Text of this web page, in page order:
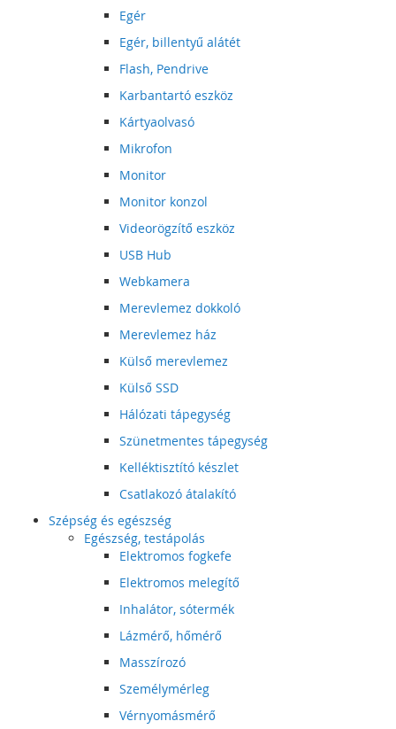
Egér
Egér, billentyű alátét
Flash, Pendrive
Karbantartó eszköz
Kártyaolvasó
Mikrofon
Monitor
Monitor konzol
Videorögzítő eszköz
USB Hub
Webkamera
Merevlemez dokkoló
Merevlemez ház
Külső merevlemez
Külső SSD
Hálózati tápegység
Szünetmentes tápegység
Kelléktisztító készlet
Csatlakozó átalakító
Szépség és egészség
Egészség, testápolás
Elektromos fogkefe
Elektromos melegítő
Inhalátor, sótermék
Lázmérő, hőmérő
Masszírozó
Személymérleg
Vérnyomásmérő